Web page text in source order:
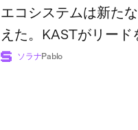
エコシステムは新た
えた。KASTがリード
広げた一方で、業界全
ソラナPablo